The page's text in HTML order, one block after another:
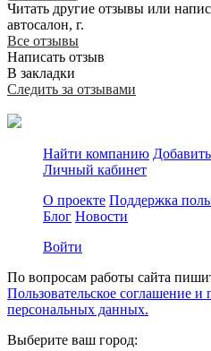
Читать другие отзывы или
автосалон, г.
Все отзывы
Написать отзыв
В закладки
Следить за отзывами
Найти компанию
Личный кабинет
О проекте Поддержка
Блог Новости
Войти
По вопросам работы сайта
Пользовательское соглашение и
персональных данных.
Выберите ваш город: